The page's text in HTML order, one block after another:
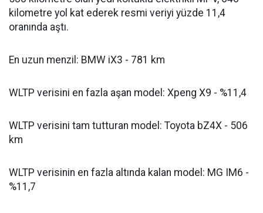
kilometre yol kat ederek resmi veriyi yüzde 11,4
oranında aştı.
En uzun menzil: BMW iX3 - 781 km
WLTP verisini en fazla aşan model: Xpeng X9 - %11,4
WLTP verisini tam tutturan model: Toyota bZ4X - 506
km
WLTP verisinin en fazla altında kalan model: MG IM6 -
%11,7